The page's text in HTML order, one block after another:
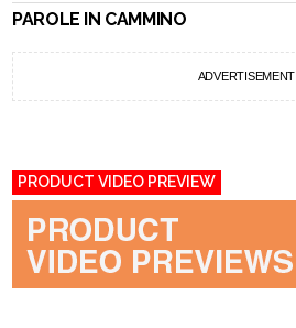
PAROLE IN CAMMINO
ADVERTISEMENT
PRODUCT VIDEO PREVIEW